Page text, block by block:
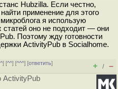
Hubzilla. Если честно,
применение для этого
я использую
оно не подходит — они
Поэтому жду готовности
ActivityPub в Socialhome.
^] [^^] [^^^] [ответить]
+ / –
ActivityPub